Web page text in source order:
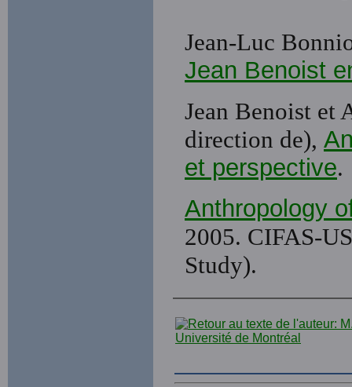
Jean-Luc
Jean Benoist
Jean Benoist et
direction de),
et perspective.
Anthropology
2005. CIFAS-
Study).